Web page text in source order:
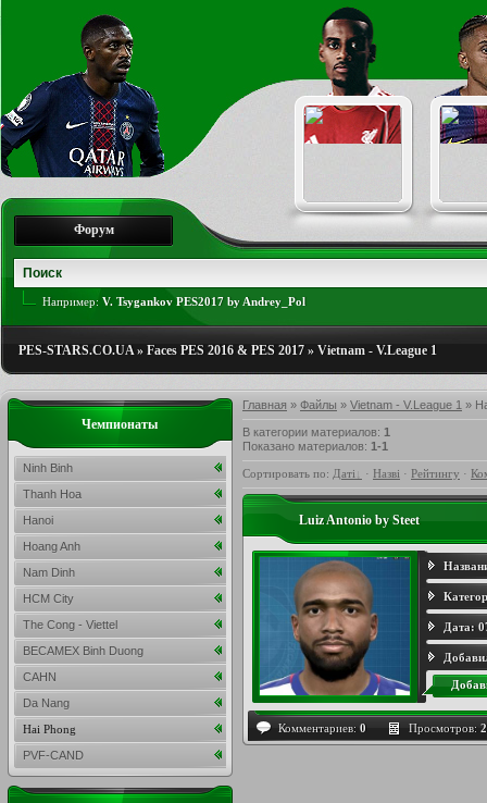
Форум
Например: V. Tsygankov PES2017 by Andrey_Pol
PES-STARS.CO.UA» Faces PES 2016 & PES 2017 » Vietnam - V.League 1
Главная » Файлы » Vietnam - V.League 1 »
В категории материалов: 1
Показано материалов: 1-1
Сортировать по: Даті · Назві · Рейтингу ·
Luiz Antonio by Steet
Дата:
Комментариев: 0 Просмотров:
Чемпионаты
Ninh Binh
Thanh Hoa
Hanoi
Hoang Anh
Nam Dinh
HCM City
The Cong - Viettel
BECAMEX Binh Duong
CAHN
Da Nang
Hai Phong
PVF-CAND